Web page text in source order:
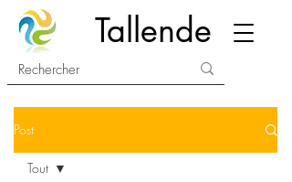
Tallende
Post
Tout